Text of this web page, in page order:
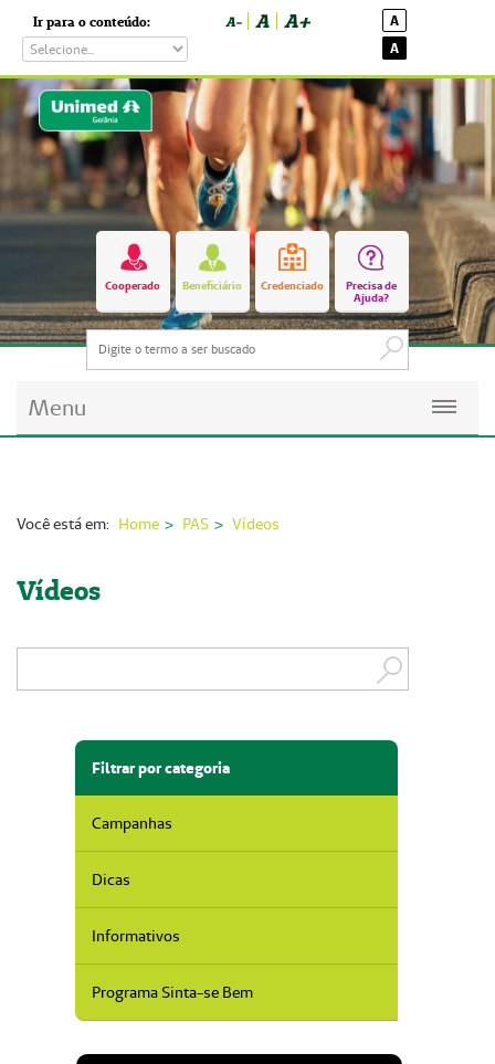
Ir para o conteúdo: A- A A+
A
A
Cooperado Beneficiário Credenciado
Precisa de
Ajuda?
Menu
Imprensa
Institucional
Fale Conosco
ANS
Você está em: Home PAS Vídeos
Vídeos
Filtrar por categoria
Campanhas
Dicas
Informativos
Programa Sinta-se Bem